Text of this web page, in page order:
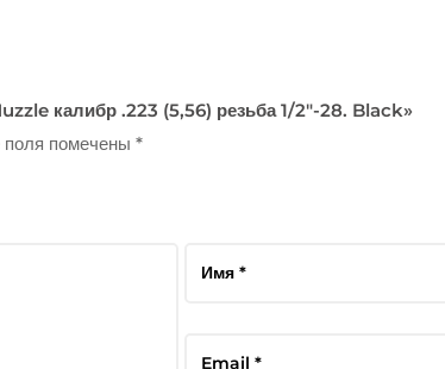
калибр .223 (5,56) резьба 1/2″-28. Black»
поля помечены*